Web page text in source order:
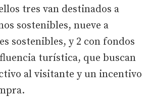
tres van destinados a
sostenibles, nueve a
sostenibles, y 2 con fondos
turística, que buscan
al visitante y un incentivo